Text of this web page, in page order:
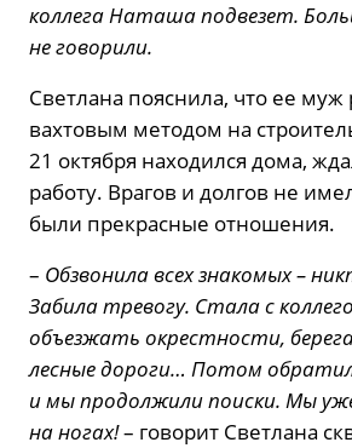
коллега Наташа подвезет.
не говорили.
Светлана пояснила, что ее муж
вахтовым методом на
21 октября находился дома,
работу. Врагов и долгов не
были прекрасные отношения.
– Обзвонила всех знакомых –
Забила тревогу. Стала с
объезжать окрестности,
лесные дороги… Потом
и мы продолжили поиски. Мы
на ногах!– говорит Светлана